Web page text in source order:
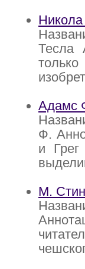
Тесла
Адамс
Ф.
и
М.